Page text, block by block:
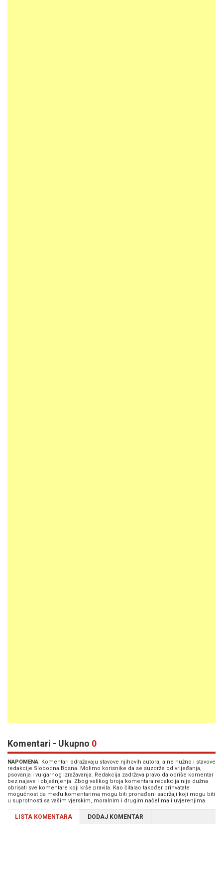
Komentari - Ukupno 0
NAPOMENA: Komentari odražavaju stavove njihovih autora, a ne nužno i stavove
redakcije Slobodna Bosna. Molimo korisnike da se suzdrže od vrijeđanja,
psovanja i vulgarnog izražavanja. Redakcija zadržava pravo da obriše komentar
bez najave i objašnjenja. Zbog velikog broja komentara redakcija nije dužna
obrisati sve komentare koji krše pravila. Kao čitalac također prihvatate
mogućnost da među komentarima mogu biti pronađeni sadržaji koji mogu biti
u suprotnosti sa vašim vjerskim, moralnim i drugim načelima i uvjerenjima.
LISTA KOMENTARA DODAJ KOMENTAR